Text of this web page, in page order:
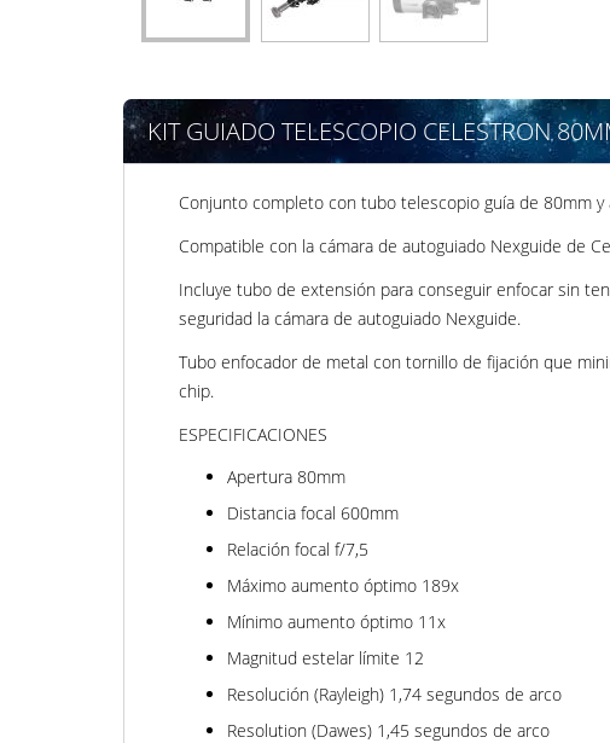
KIT GUIADO TELESCOPIO CELESTRON
Conjunto completo con tubo telescopio guía de 80mm y
Compatible con la cámara de autoguiado Nexguide de
Incluye tubo de extensión para conseguir enfocar sin
seguridad la cámara de autoguiado Nexguide.
Tubo enfocador de metal con tornillo de fijación que
chip.
ESPECIFICACIONES
Apertura 80mm
Distancia focal 600mm
Relación focal f/7,5
Máximo aumento óptimo 189x
Mínimo aumento óptimo 11x
Magnitud estelar límite 12
Resolución (Rayleigh) 1,74 segundos de arco
Resolution (Dawes) 1,45 segundos de arco